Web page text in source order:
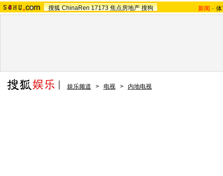
搜狐 ChinaRen 17173 焦点房地产 搜狗 新闻 -
娱乐频道 > 电视 > 内地电视